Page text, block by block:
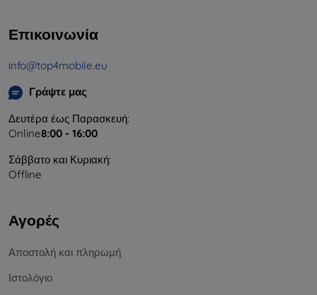
Επικοινωνία
info@top4mobile.eu
Γράψτε μας
Δευτέρα έως Παρασκευή:
Online8:00 - 16:00
Σάββατο και Κυριακή:
Offline
Αγορές
Αποστολή και πληρωμή
Ιστολόγιο